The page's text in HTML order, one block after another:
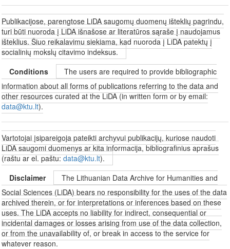
Publikacijose, parengtose LiDA saugomų duomenų išteklių pagrindu,
turi būti nuoroda į LiDA išnašose ar literatūros sąraše į naudojamus
išteklius. Šiuo reikalavimu siekiama, kad nuoroda į LiDA patektų į
socialinių mokslų citavimo indeksus.
Conditions
The users are required to provide bibliographic
information about all forms of publications referring to the data and
other resources curated at the LiDA (in written form or by email:
data@ktu.lt).
Vartotojai įsipareigoja pateikti archyvui publikacijų, kuriose naudoti
LiDA saugomi duomenys ar kita informacija, bibliografinius aprašus
(raštu ar el. paštu:data@ktu.lt).
Disclaimer
The Lithuanian Data Archive for Humanities and
Social Sciences (LiDA) bears no responsibility for the uses of the data
archived therein, or for interpretations or inferences based on these
uses. The LiDA accepts no liability for indirect, consequential or
incidental damages or losses arising from use of the data collection,
or from the unavailability of, or break in access to the service for
whatever reason.